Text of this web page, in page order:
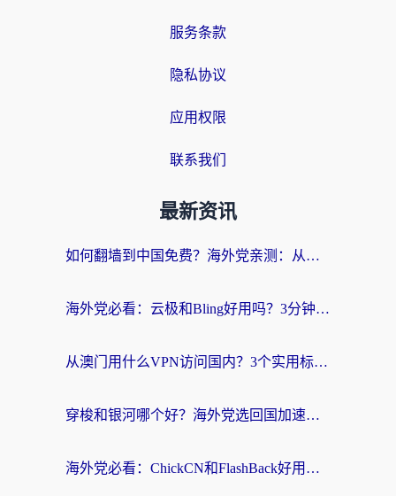
服务条款
隐私协议
应用权限
联系我们
最新资讯
如何翻墙到中国免费？海外党亲测：从踩坑到选对加速器的全攻略
海外党必看：云极和Bling好用吗？3分钟教你选对回国加速器
从澳门用什么VPN访问国内？3个实用标准帮你避开坑，无缝刷剧听歌
穿梭和银河哪个好？海外党选回国加速器的避坑指南，附番茄加速器实测体验
海外党必看：ChickCN和FlashBack好用吗？3招教你选对回国加速器（附云极、HomeCN、斧牛vs艾果对比）